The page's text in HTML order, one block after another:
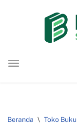
konten
Beranda \ Toko Buku